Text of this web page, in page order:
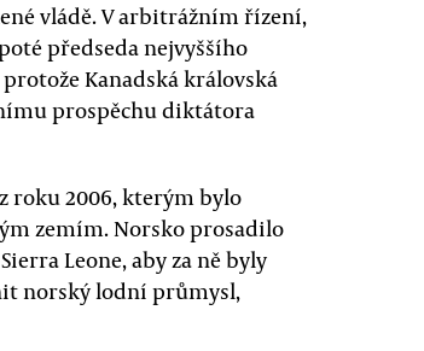
vládě. V arbitrážním řízení,
předseda nejvyššího
Kanadská královská
prospěchu diktátora
roku 2006, kterým bylo
zemím. Norsko prosadilo
Leone, aby za ně byly
norský lodní průmysl,